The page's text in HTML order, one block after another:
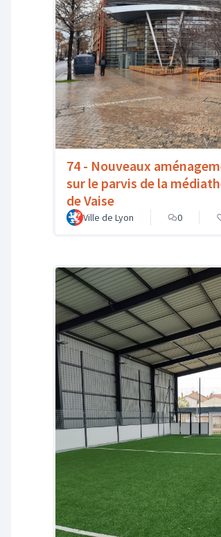
74 - Nouveaux
sur le parvis de la
de Vaise
Ville de Lyon 0